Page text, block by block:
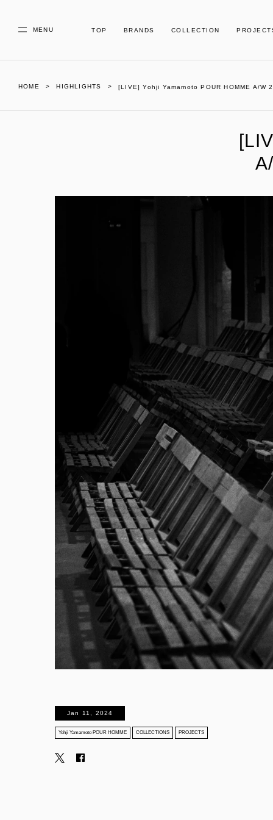
MENU TOP BRANDS COLLECTION
HOME HIGHLIGHTS [LIVE] Yohji Yamamoto POUR HOMME A/W
Jan 11, 2024
Yohji Yamamoto POUR HOMME COLLECTIONS PROJECTS